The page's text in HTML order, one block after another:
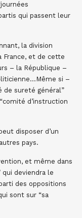
qui passent leur
la division
France, et de cette
– la République –
si –
de sureté général”
d’instruction
disposer d’un
pays.
et même dans
qui deviendra le
des oppositions
sont sur “sa